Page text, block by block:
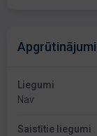
Apgrūtinājumi
Liegumi
Nav
Saistītie liegumi